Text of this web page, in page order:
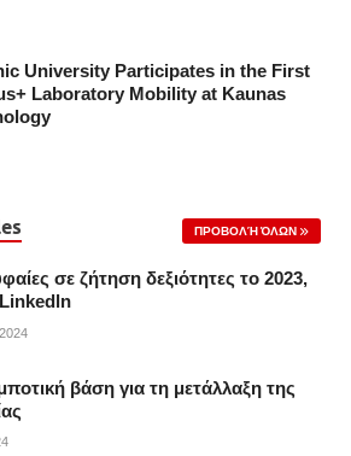
University Participates in the First
Laboratory Mobility at Kaunas
ΠΡΟΒΟΛΉ ΌΛΩΝ
σε ζήτηση δεξιότητες το 2023,
βάση για τη μετάλλαξη της